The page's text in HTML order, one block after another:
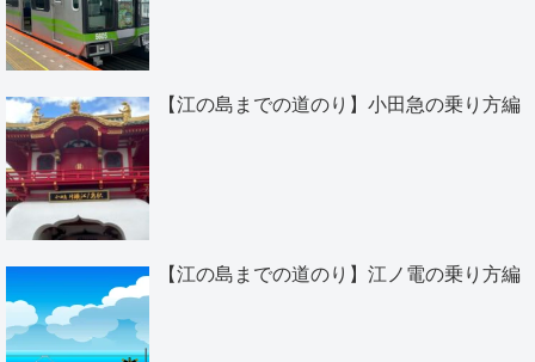
【江の島までの道のり】小田急の乗り方編
【江の島までの道のり】江ノ電の乗り方編